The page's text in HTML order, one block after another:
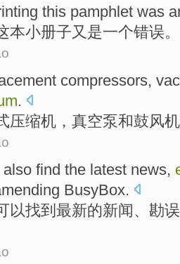
this pamphlet was
本小册子又是一个错误。
compressors,
.
压缩机 ， 真空泵和鼓风机
also find the latest news,
BusyBox.
以找到 最新的新闻、 勘误